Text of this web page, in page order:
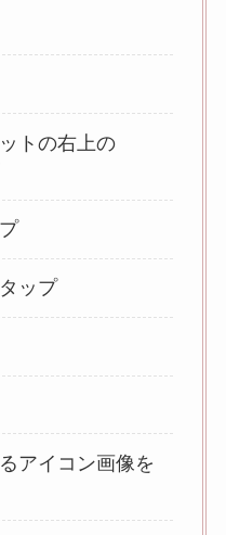
トの右上の
ップ
アイコン画像を